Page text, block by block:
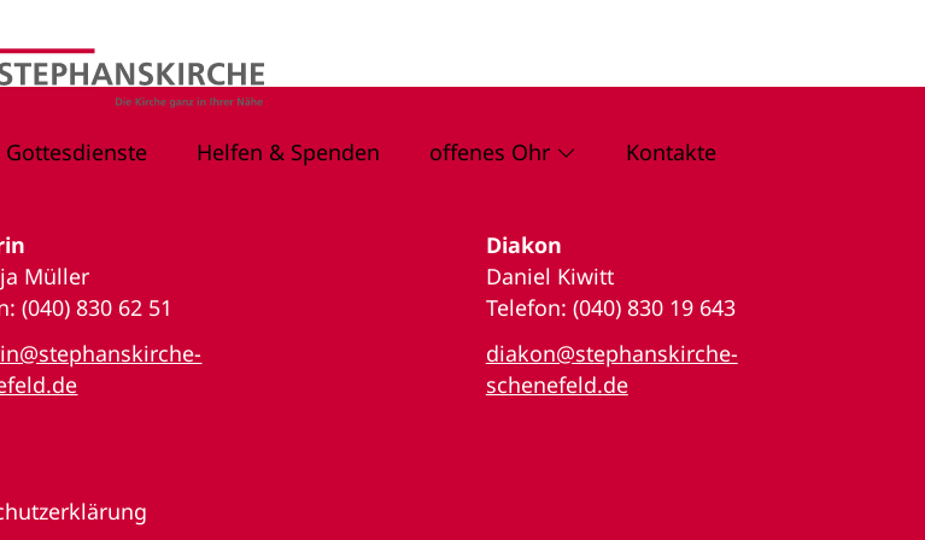
Helfen & Spenden offenes Ohr Kontakte
Müller
(040) 830 62 51
Diakon
Daniel Kiwitt
Telefon: (040) 830 19 643
diakon@stephanskirche-
schenefeld.de